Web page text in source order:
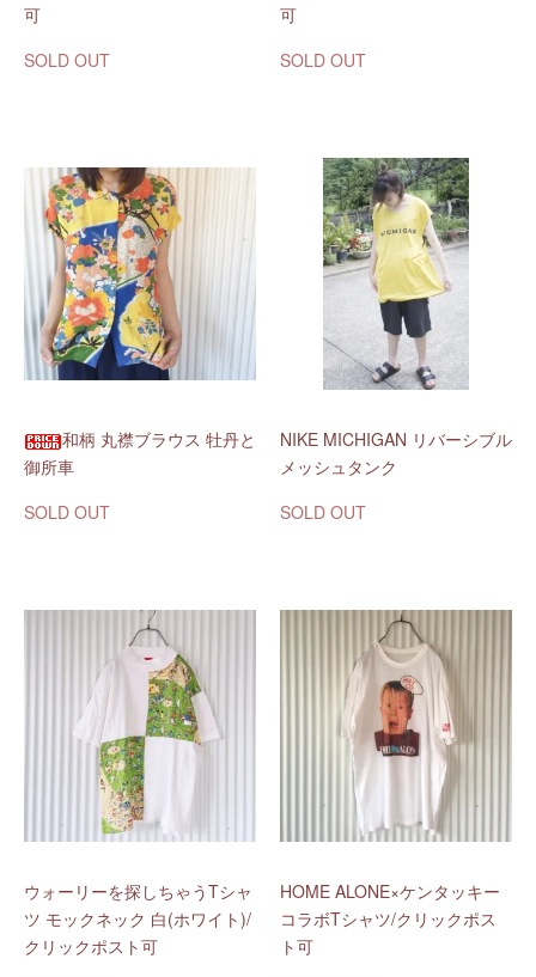
可
SOLD OUT
可
SOLD OUT
和柄 丸襟ブラウス 牡丹と
御所車
SOLD OUT
NIKE MICHIGAN リバーシブル
メッシュタンク
SOLD OUT
ウォーリーを探しちゃうTシャ
ツ モックネック 白(ホワイト)/
クリックポスト可
HOME ALONE×ケンタッキー
コラボTシャツ/クリックポス
ト可